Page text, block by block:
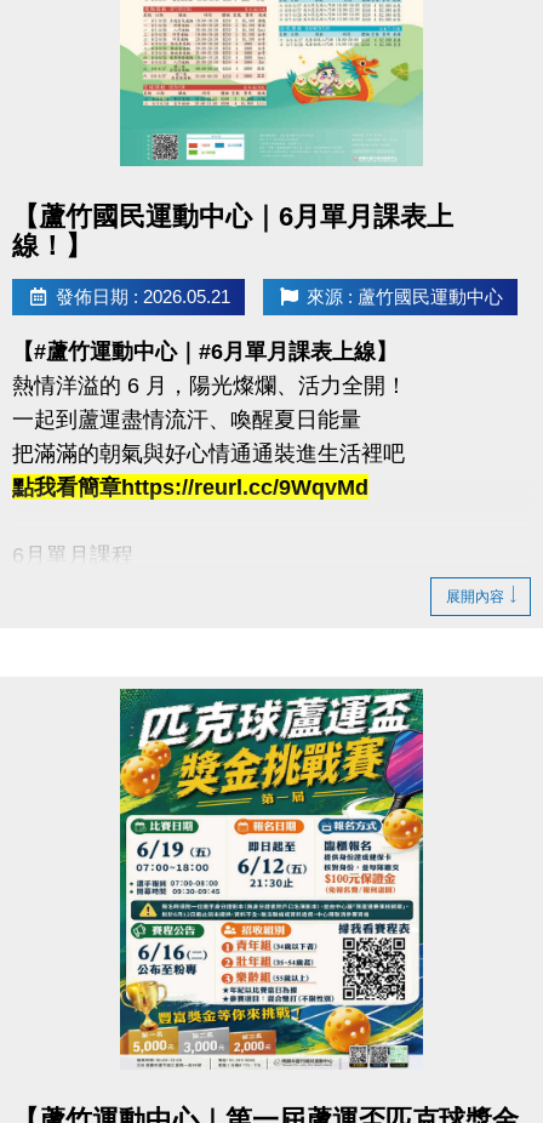
五大關卡連續挑戰
箱跳→ 藥球胸推→ SSB蹲舉→ 槓鈴借力推→滑雪機
每站分開計時，完成一個循環才算成功！
120秒內完成指定動作，考驗你的體能與意志力
凡報名參賽即可獲得 #限量T-SHIRT乙件（數量有限，
送完為止）
加碼優惠 :
1.參賽者折扣：參賽者於活動後1週內可享9折購買家
教課程或團體課程（含體驗課程）。
2.運動持續挑戰方案：參賽者若於活動後1週內報名體
適能月會員或者海陸卡，可享9折優惠。
活動優惠不得與其他折扣、優惠、行銷活動合併使用
連絡資訊
-官網 :
https://www.lzsports.com.tw/zh_TW/news/pageID/1/
【蘆竹國民運動中心｜6月單月課表上
線！】
發佈日期 : 2026.05.21 來源 : 蘆竹國民運動中心
【#蘆竹運動中心｜#6月單月課表上線】
熱情洋溢的 6 月，陽光燦爛、活力全開！
一起到蘆運盡情流汗、喚醒夏日能量
把滿滿的朝氣與好心情通通裝進生活裡吧
點我看簡章https://reurl.cc/9WqvMd
6月單月課程
▶ 課程臨櫃報名，【NEW】課程可使用APP報名。
▶ 上課請穿著運動服裝，並攜帶毛巾、水。
▶ 有氧、瑜珈、飛輪需年滿15歲；懸吊、空瑜需年滿
▶ 若因人數不足無法開班，將於開課前通知，並請持
原信用卡、繳費憑證及發票至本中心辦理退費。
-洽詢專線：03-2639066 #112
-官網 :
https://www.lzsports.com.tw/zh_TW/news/pageID/1/
-FB : 桃園市蘆竹國民運動中心
-IG : @luzhusports
展開內容